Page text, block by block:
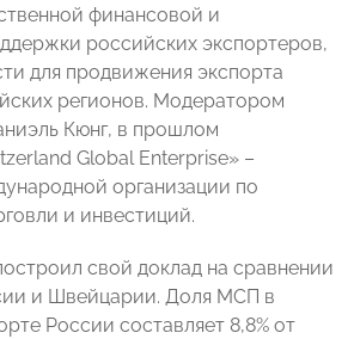
финансовой и
российских экспортеров,
для продвижения экспорта
регионов. Модератором
Кюнг, в прошлом
Global Enterprise» –
организации по
и инвестиций.
свой доклад на сравнении
и Швейцарии. Доля МСП в
России составляет 8,8% от